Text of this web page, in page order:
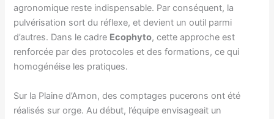
agronomique reste indispensable. Par conséquent, la
pulvérisation sort du réflexe, et devient un outil parmi
d’autres. Dans le cadre Ecophyto, cette approche est
renforcée par des protocoles et des formations, ce qui
homogénéise les pratiques.
Sur la Plaine d’Arnon, des comptages pucerons ont été
réalisés sur orge. Au début, l’équipe envisageait un